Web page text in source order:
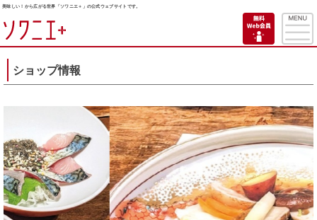
美味しい！から広がる世界「ソワニエ＋」の公式ウェブサイトです。
ショップ情報